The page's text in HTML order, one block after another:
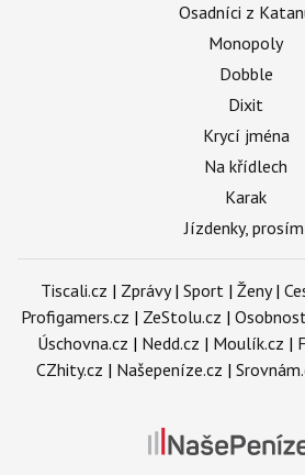
Osadníci z
Monopoly
Dobble
Dixit
Krycí jména
Na křídlech
Karak
Jízdenky,
Tiscali.cz | Zprávy| Sport | Ženy|
Profigamers.cz | ZeStolu.cz |
Úschovna.cz | Nedd.cz | Moulík.cz |
CZhity.cz | Našepeníze.cz |